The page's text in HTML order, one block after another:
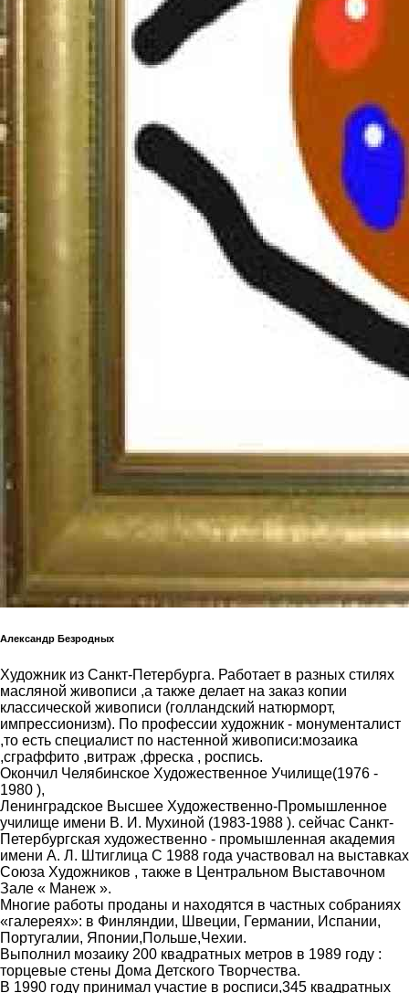
Александр Безродных
Художник из Санкт-Петербурга. Работает в разных стилях
масляной живописи ,а также делает на заказ копии
классической живописи (голландский натюрморт,
импрессионизм). По профессии художник - монументалист
,то есть специалист по настенной живописи:мозаика
,сграффито ,витраж ,фреска , роспись.
Окончил Челябинское Художественное Училище(1976 -
1980 ),
Ленинградское Высшее Художественно-Промышленное
училище имени В. И. Мухиной (1983-1988 ). сейчас Санкт-
Петербургская художественно - промышленная академия
имени А. Л. Штиглица С 1988 года участвовал на выставках
Союза Художников , также в Центральном Выставочном
Зале « Манеж ».
Многие работы проданы и находятся в частных собраниях
«галереях»: в Финляндии, Швеции, Германии, Испании,
Португалии, Японии,Польше,Чехии.
Выполнил мозаику 200 квадратных метров в 1989 году :
торцевые стены Дома Детского Творчества.
В 1990 году принимал участие в росписи,345 квадратных